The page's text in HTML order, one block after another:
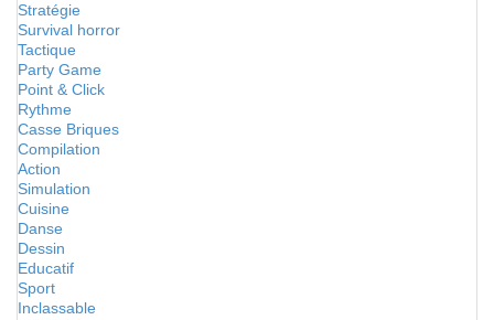
Stratégie
Survival horror
Tactique
Party Game
Point & Click
Rythme
Casse Briques
Compilation
Action
Simulation
Cuisine
Danse
Dessin
Educatif
Sport
Inclassable